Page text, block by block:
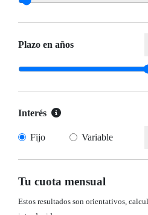
Plazo en años
Interés
Fijo Variable
Tu cuota mensual
Estos resultados son orientativos,